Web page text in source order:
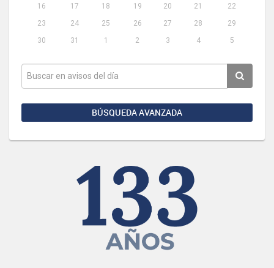
16
17 18 19 20 21
22
23
24 25 26 27 28
29
30
31 1 2 3 4 5
BÚSQUEDA AVANZADA